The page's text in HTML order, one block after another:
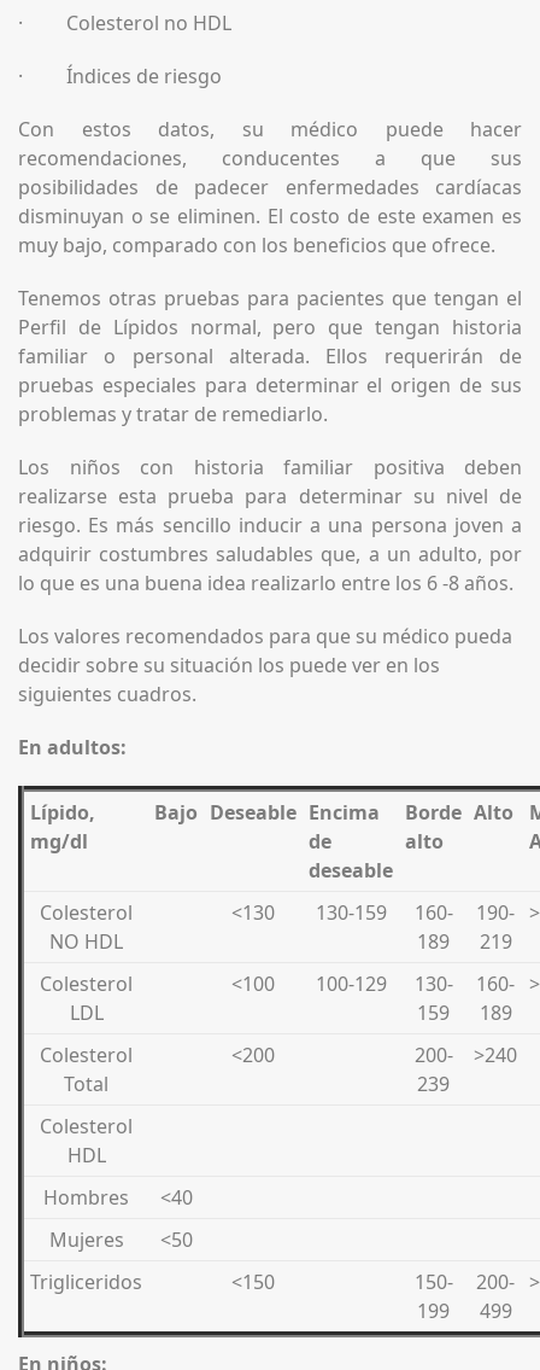
· Colesterol no HDL
· Índices de riesgo
Con estos datos, su médico puede hacer
recomendaciones, conducentes a que sus
posibilidades de padecer enfermedades cardíacas
disminuyan o se eliminen. El costo de este examen es
muy bajo, comparado con los beneficios que ofrece.
Tenemos otras pruebas para pacientes que tengan el
Perfil de Lípidos normal, pero que tengan historia
familiar o personal alterada. Ellos requerirán de
pruebas especiales para determinar el origen de sus
problemas y tratar de remediarlo.
Los niños con historia familiar positiva deben
realizarse esta prueba para determinar su nivel de
riesgo. Es más sencillo inducir a una persona joven a
adquirir costumbres saludables que, a un adulto, por
lo que es una buena idea realizarlo entre los 6 -8 años.
Los valores recomendados para que su médico pueda
decidir sobre su situación los puede ver en los
siguientes cuadros.
En adultos:
Lípido,
mg/dl
Bajo Deseable Encima
de
deseable
Borde
alto
Alto
Colesterol
NO HDL
<130 130-159
160-
189
190-
219
Colesterol
LDL
<100 100-129
130-
159
160-
189
Colesterol
Total
<200
200-
239
>240
Colesterol
HDL
Hombres
<40
Mujeres
<50
Trigliceridos
<150
150-
199
200-
499
En niños: